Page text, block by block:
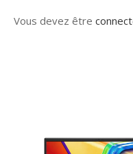
Vous devez être